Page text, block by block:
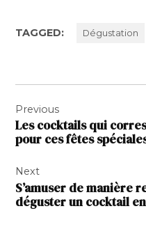
TAGGED: Dégustation
de
l’article
Previous
Les cocktails qui
pour ces fêtes
Next
S’amuser de manière
déguster un cocktail